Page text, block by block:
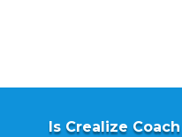
Is Crealize